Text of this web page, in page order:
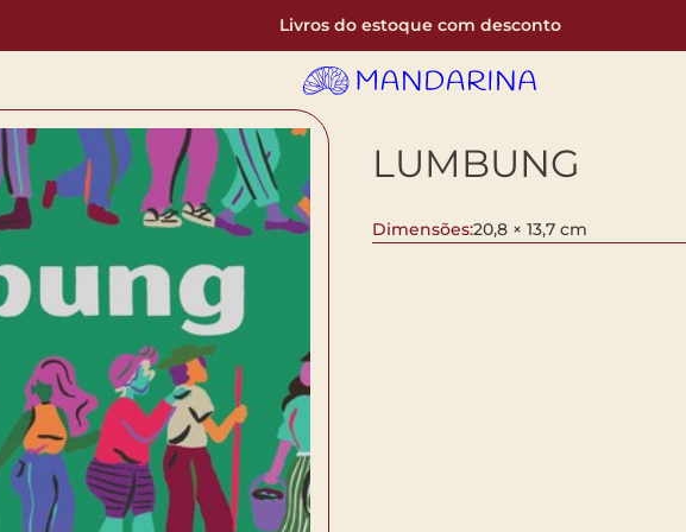
Livros do estoque com desconto
LUMBUNG
Dimensões:20,8 × 13,7 cm